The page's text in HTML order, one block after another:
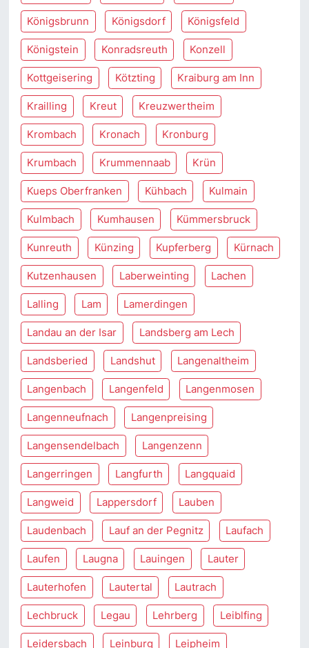
Königsbrunn Königsdorf Königsfeld
Königstein Konradsreuth Konzell
Kottgeisering Kötzting Kraiburg am Inn
Krailling Kreut Kreuzwertheim
Krombach Kronach Kronburg
Krumbach Krummennaab Krün
Kueps Oberfranken Kühbach Kulmain
Kulmbach Kumhausen Kümmersbruck
Kunreuth Künzing Kupferberg Kürnach
Kutzenhausen Laberweinting Lachen
Lalling Lam Lamerdingen
Landau an der Isar Landsberg am Lech
Landsberied Landshut Langenaltheim
Langenbach Langenfeld Langenmosen
Langenneufnach Langenpreising
Langensendelbach Langenzenn
Langerringen Langfurth Langquaid
Langweid Lappersdorf Lauben
Laudenbach Lauf an der Pegnitz Laufach
Laufen Laugna Lauingen Lauter
Lauterhofen Lautertal Lautrach
Lechbruck Legau Lehrberg Leiblfing
Leidersbach Leinburg Leipheim